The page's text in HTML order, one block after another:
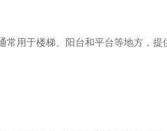
用于楼梯、阳台和平台等地方，提